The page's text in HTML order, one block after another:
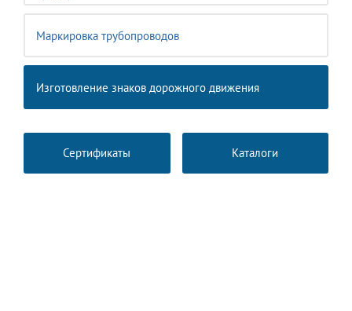
Маркировка трубопроводов
Изготовление знаков дорожного движения
Сертификаты Каталоги